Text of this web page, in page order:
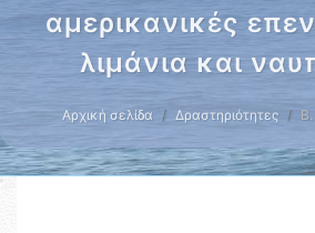
αμερικανικές
λιμάνια και
Αρχική σελίδα Δραστηριότητες Β.